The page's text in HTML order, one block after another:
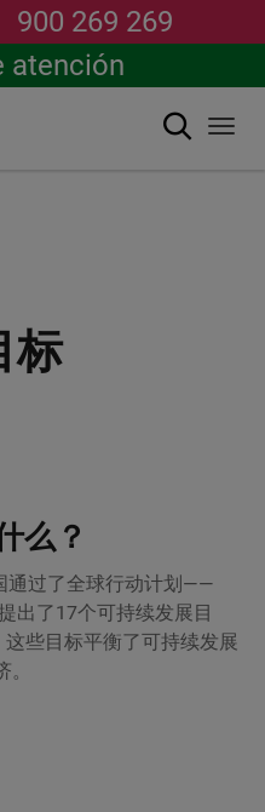
900 269 269
atención
搜索
标
么？
通过了全球行动计划——
出了17个可持续发展目
些目标平衡了可持续发展